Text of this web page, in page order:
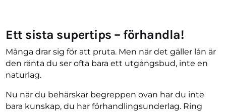
Ett sista supertips – förhandla!
Många drar sig för att pruta. Men när det gäller lån är
den ränta du ser ofta bara ett utgångsbud, inte en
naturlag.
Nu när du behärskar begreppen ovan har du inte
bara kunskap, du har förhandlingsunderlag. Ring